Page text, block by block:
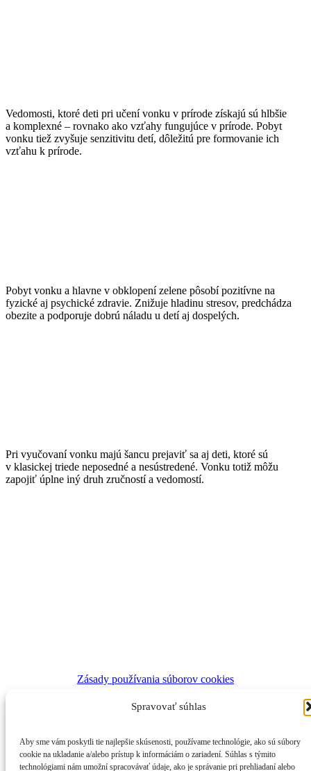
Spravovať súhlas
Aby sme vám poskytli tie najlepšie skúsenosti, používame technológie, ako sú súbory
cookie na ukladanie a/alebo prístup k informáciám o zariadení. Súhlas s týmito
technológiami nám umožní spracovávať údaje, ako je správanie pri prehliadaní alebo
Vedomosti, ktoré deti pri učení vonku v prírode získajú sú hlbšie
a komplexné – rovnako ako vzťahy fungujúce v prírode. Pobyt
vonku tiež zvyšuje senzitivitu detí, dôležitú pre formovanie ich
vzťahu k prírode.
Pobyt vonku a hlavne v obklopení zelene pôsobí pozitívne na
fyzické aj psychické zdravie. Znižuje hladinu stresov, predchádza
obezite a podporuje dobrú náladu u detí aj dospelých.
Pri vyučovaní vonku majú šancu prejaviť sa aj deti, ktoré sú
v klasickej triede neposedné a nesústredené. Vonku totiž môžu
zapojiť úplne iný druh zručností a vedomostí.
Zásady používania súborov cookies
Prihláste sa k odberu noviniek
© Živica, všetky práva vyhradené